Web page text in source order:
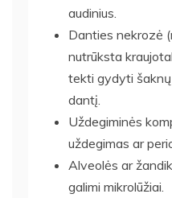
audinius.
Danties nekrozė
nutrūksta
tekti gydyti
dantį.
Uždegiminės
uždegimas ar
Alveolės ar
galimi mikrolūžiai.